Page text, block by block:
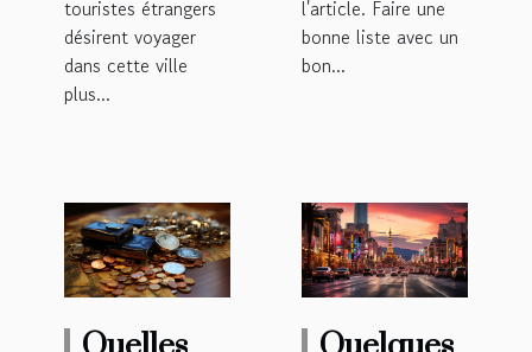
touristes étrangers
désirent voyager
dans cette ville
plus...
l'article. Faire une
bonne liste avec un
bon...